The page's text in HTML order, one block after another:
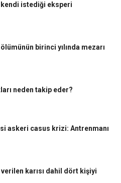
istediği eksperi
birinci yılında mezarı
neden takip eder?
askeri casus krizi: Antrenmanı
verilen karısı dahil dört kişiyi